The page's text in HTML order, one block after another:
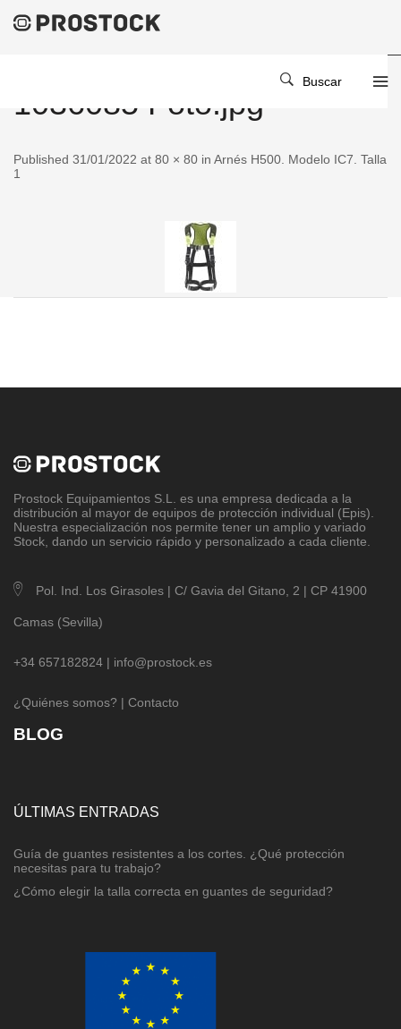
Buscar
1036085 Foto.jpg
Published 31/01/2022 at 80 × 80 in Arnés H500. Modelo IC7. Talla
1
Prostock Equipamientos S.L
. es una empresa dedicada a la
distribución al mayor de equipos de protección individual (Epis).
Nuestra especialización nos permite tener un amplio y variado
Stock, dando un servicio rápido y personalizado a cada cliente.
Pol. Ind. Los Girasoles | C/ Gavia del Gitano, 2 | CP 41900
Camas (Sevilla)
+34 657182824 | info@prostock.es
¿Quiénes somos? | Contacto
BLOG
ÚLTIMAS ENTRADAS
Guía de guantes resistentes a los cortes. ¿Qué protección
necesitas para tu trabajo?
¿Cómo elegir la talla correcta en guantes de seguridad?